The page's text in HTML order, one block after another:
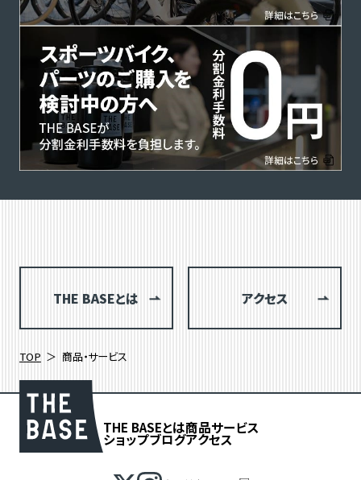
THE BASEとは アクセス
TOP 商品・サービス
THE BASEとは商品サービス
ショップブログアクセス